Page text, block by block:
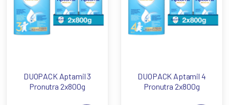
DUOPACK Aptamil 3
Pronutra 2x800g
DUOPACK Aptamil 4
Pronutra 2x800g